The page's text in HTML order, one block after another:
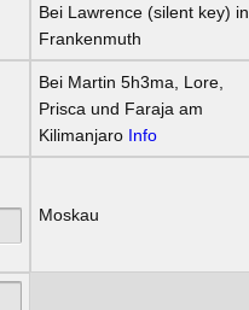
Bei Lawrence (silent key) in
Frankenmuth
Bei Martin 5h3ma, Lore,
Prisca und Faraja am
Kilimanjaro Info
Moskau